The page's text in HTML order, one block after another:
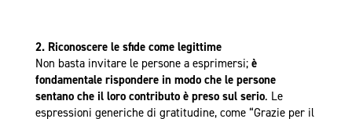
2. Riconoscere le sfide come legittime
Non basta invitare le persone a esprimersi; è
fondamentale rispondere in modo che le persone
sentano che il loro contributo è preso sul serio. Le
espressioni generiche di gratitudine, come “Grazie per il